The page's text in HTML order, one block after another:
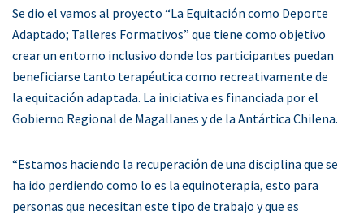
Se dio el vamos al proyecto “La Equitación como Deporte
Adaptado; Talleres Formativos” que tiene como objetivo
crear un entorno inclusivo donde los participantes puedan
beneficiarse tanto terapéutica como recreativamente de
la equitación adaptada. La iniciativa es financiada por el
Gobierno Regional de Magallanes y de la Antártica Chilena.
“Estamos haciendo la recuperación de una disciplina que se
ha ido perdiendo como lo es la equinoterapia, esto para
personas que necesitan este tipo de trabajo y que es